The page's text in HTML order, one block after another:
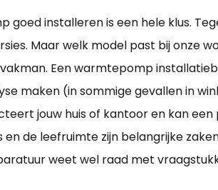
goed installeren is een hele klus.
Maar welk model past bij onze
Een warmtepomp
maken (in sommige gevallen in
jouw huis of kantoor en kan
en de leefruimte zijn belangrijke
weet wel raad met